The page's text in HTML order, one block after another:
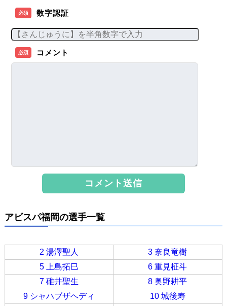
必須 数字認証
必須 コメント
アビスパ福岡の選手一覧
2 湯澤聖人
3 奈良竜樹
5 上島拓巳
6 重見柾斗
7 碓井聖生
8 奥野耕平
9 シャハブザヘディ
10 城後寿